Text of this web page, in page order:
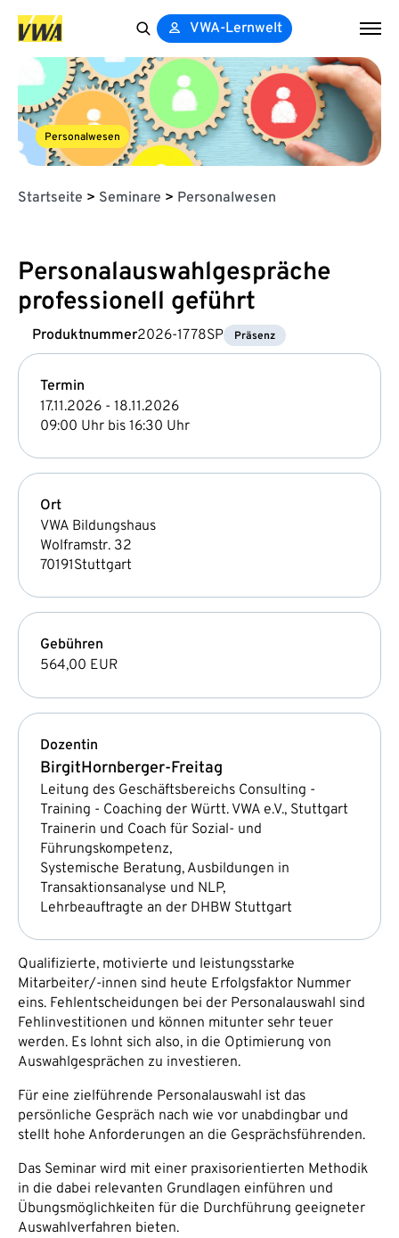
for:
VWA-Lernwelt
Personalwesen
Startseite > Seminare > Personalwesen
Personalauswahlgespräche
professionell geführt
Produktnummer2026-1778SP Präsenz
Termin
17.11.2026 - 18.11.2026
09:00 Uhr bis 16:30 Uhr
Ort
VWA Bildungshaus
Wolframstr. 32
70191Stuttgart
Gebühren
564,00 EUR
Dozentin
BirgitHornberger-Freitag
Leitung des Geschäftsbereichs Consulting -
Training - Coaching der Württ. VWA e.V., Stuttgart
Trainerin und Coach für Sozial- und
Führungskompetenz,
Systemische Beratung, Ausbildungen in
Transaktionsanalyse und NLP,
Lehrbeauftragte an der DHBW Stuttgart
Qualifizierte, motivierte und leistungsstarke
Mitarbeiter/-innen sind heute Erfolgsfaktor Nummer
eins. Fehlentscheidungen bei der Personalauswahl sind
Fehlinvestitionen und können mitunter sehr teuer
werden. Es lohnt sich also, in die Optimierung von
Auswahlgesprächen zu investieren.
Für eine zielführende Personalauswahl ist das
persönliche Gespräch nach wie vor unabdingbar und
stellt hohe Anforderungen an die Gesprächsführenden.
Das Seminar wird mit einer praxisorientierten Methodik
in die dabei relevanten Grundlagen einführen und
Übungsmöglichkeiten für die Durchführung geeigneter
Auswahlverfahren bieten.